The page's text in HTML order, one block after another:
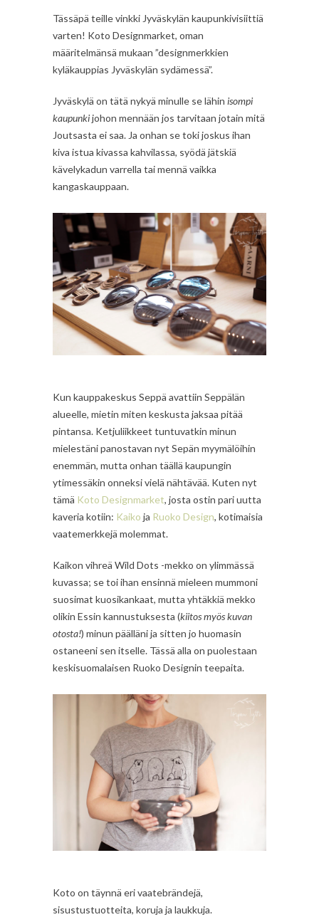
Tässäpä teille vinkki Jyväskylän kaupunkivisiittiä
varten! Koto Designmarket, oman
määritelmänsä mukaan ”designmerkkien
kyläkauppias Jyväskylän sydämessä”.
Jyväskylä on tätä nykyä minulle se lähin isompi
kaupunkijohon mennään jos tarvitaan jotain mitä
Joutsasta ei saa. Ja onhan se toki joskus ihan
kiva istua kivassa kahvilassa, syödä jätskiä
kävelykadun varrella tai mennä vaikka
kangaskauppaan.
Kun kauppakeskus Seppä avattiin Seppälän
alueelle, mietin miten keskusta jaksaa pitää
pintansa. Ketjuliikkeet tuntuvatkin minun
mielestäni panostavan nyt Sepän myymälöihin
enemmän, mutta onhan täällä kaupungin
ytimessäkin onneksi vielä nähtävää. Kuten nyt
tämä Koto Designmarket, josta ostin pari uutta
kaveria kotiin: Kaiko ja Ruoko Design, kotimaisia
vaatemerkkejä molemmat.
Kaikon vihreä Wild Dots -mekko on ylimmässä
kuvassa; se toi ihan ensinnä mieleen mummoni
suosimat kuosikankaat, mutta yhtäkkiä mekko
olikin Essin kannustuksesta (kiitos myös kuvan
otosta!) minun päälläni ja sitten jo huomasin
ostaneeni sen itselle. Tässä alla on puolestaan
keskisuomalaisen Ruoko Designin teepaita.
Koto on täynnä eri vaatebrändejä,
sisustustuotteita, koruja ja laukkuja.